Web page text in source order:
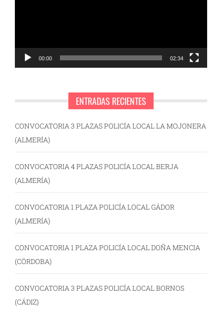
00:00 02:34
ENTRADAS RECIENTES
CONVOCATORIA 3 PLAZAS POLICÍA LOCAL LA MOJONERA
(ALMERÍA)
CONVOCATORIA 4 PLAZAS POLICÍA LOCAL BERJA
(ALMERÍA)
CONVOCATORIA 1 PLAZA POLICÍA LOCAL GÁDOR
(ALMERÍA)
CONVOCATORIA 1 PLAZA POLICÍA LOCAL DOÑA MENCIA
(CÓRDOBA)
CONVOCATORIA 3 PLAZAS POLICÍA LOCAL BORNOS
(CÁDIZ)